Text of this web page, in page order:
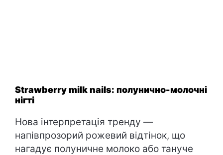
Strawberry milk nails: полунично-молочні
нігті
Нова інтерпретація тренду —
напівпрозорий рожевий відтінок, що
нагадує полуничне молоко або тануче